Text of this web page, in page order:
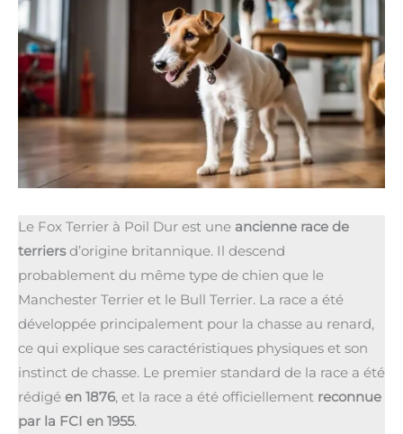
Le Fox Terrier à Poil Dur est une ancienne race de
terriersd’origine britannique. Il descend
probablement du même type de chien que le
Manchester Terrier et le Bull Terrier. La race a été
développée principalement pour la chasse au renard,
ce qui explique ses caractéristiques physiques et son
instinct de chasse. Le premier standard de la race a été
rédigé en 1876, et la race a été officiellement reconnue
par la FCI en 1955.